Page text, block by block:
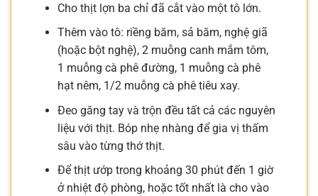
Cho thịt lợn ba chỉ đã cắt vào một tô lớn.
Thêm vào tô: riềng băm, sả băm, nghệ giã
(hoặc bột nghệ), 2 muỗng canh mắm tôm,
1 muỗng cà phê đường, 1 muỗng cà phê
hạt nêm, 1/2 muỗng cà phê tiêu xay.
Đeo găng tay và trộn đều tất cả các nguyên
liệu với thịt. Bóp nhẹ nhàng để gia vị thấm
sâu vào từng thớ thịt.
Để thịt ướp trong khoảng 30 phút đến 1 giờ
ở nhiệt độ phòng, hoặc tốt nhất là cho vào